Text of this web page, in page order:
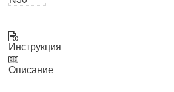
Инструкция
Описание